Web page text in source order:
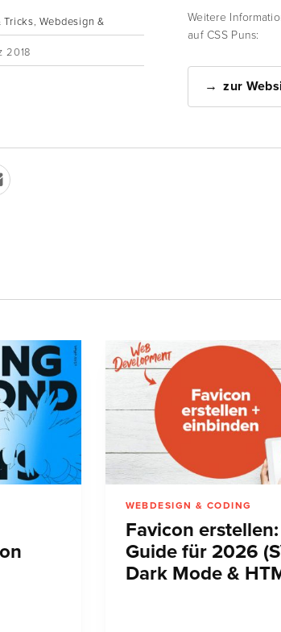
Tricks,Webdesign &
2018
Weitere
auf CSS Puns:
zur
WEBDESIGN & CODING
Favicon
Guide für 2026
Dark Mode &